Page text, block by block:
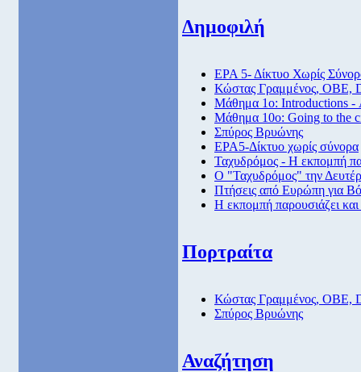
Δημοφιλή
ΕΡΑ 5- Δίκτυο Χωρίς
Κώστας Γραμμένος, ΟΒΕ,
Μάθημα 1ο: Introductions -
Μάθημα 10ο: Going to the
Σπύρος Βρυώνης
ΕΡΑ5-Δίκτυο χωρίς σύνορα
Ταχυδρόμος - Η εκπομπή
Ο "Ταχυδρόμος" την
Πτήσεις από Eυρώπη για
Η εκπομπή παρουσιάζει και
Πορτραίτα
Κώστας Γραμμένος, ΟΒΕ,
Σπύρος Βρυώνης
Αναζήτηση